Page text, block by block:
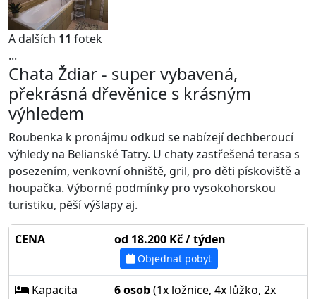
A dalších 11 fotek
...
Chata Ždiar - super vybavená,
překrásná dřevěnice s krásným
výhledem
Roubenka k pronájmu odkud se nabízejí dechberoucí
výhledy na Belianské Tatry. U chaty zastřešená terasa s
posezením, venkovní ohniště, gril, pro děti pískoviště a
houpačka. Výborné podmínky pro vysokohorskou
turistiku, pěší výšlapy aj.
CENA od 18.200 Kč / týden
Objednat pobyt
Kapacita 6 osob(1x ložnice, 4x lůžko, 2x